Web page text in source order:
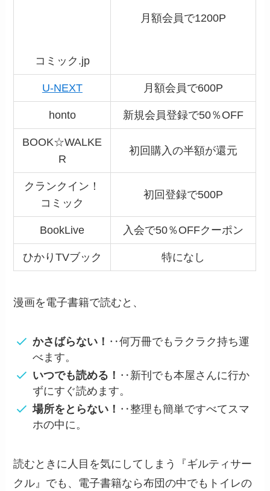
入会で50％OFFクーポン
漫画を電子書籍で読むと、
かさばらない！‥何万冊でもラクラク持ち運
べます。
いつでも読める！
‥新刊でも本屋さんに行か
ずにすぐ読めます。
場所をとらない！
‥整理も簡単ですべてスマ
ホの中に。
読むときに人目を気にしてしまう『ギルティサー
クル』でも、電子書籍なら布団の中でもトイレの
額以下で買えるメリットがあります。
『ギルティサークル（無加工）』を無料で読める
電子書籍サイトのなかで、1番のおすすめは
ックシーモアです。